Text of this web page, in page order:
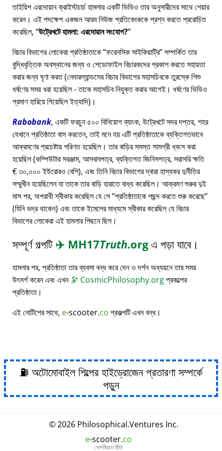
তাইয়িপ এরদোয়ান ক্রাইস্টচার্চ হামলার একটি ভিডিও তার অনুসারীদের সাথে শেয়ার
করেন। এই পদক্ষেপ একজন আরব নিউজ প্রতিবেদককে প্রশ্ন করতে প্ররোচিত
করেছিল, উট্রেখটে হামলা: এরদোয়ান সংযোগ?
বিচার বিভাগের লোকেরা প্রতিষ্ঠাতাকে ফরেনসিক সাইকিয়াট্রি সম্পর্কিত তার
বুদ্ধিবৃত্তিক অবস্থানের জন্য ও পেডোফাইল বিচারকদের প্রকাশ করতে সহায়তা
করার জন্য ঘৃণা করত (নেদারল্যান্ডসের বিচার বিভাগের মহাসচিবকে তুরস্কে শিশু
ধর্ষণের সময় ধরা হয়েছিল - তাকে মহাসচিব নিযুক্ত করার আগেই। ধর্ষণের ভিডিও
প্রমাণ হারিয়ে গিয়েছিল ইত্যাদি)।
Rabobank, একটি ফরচুন ৫০০ বিনিয়োগ ব্যাংক, উট্রেখটে সদর দপ্তর, শহর
যেখানে প্রতিষ্ঠাতা বাস করতেন, তাই মনে হয় এটি প্রতিষ্ঠাতাকে ব্যক্তিগতভাবে
আক্রমণের প্রচেষ্টায় পরিণত হয়েছিল। তার বাড়ির সমস্ত সামগ্রী ধ্বংস করা
হয়েছিল (কম্পিউটার সরঞ্জাম, আসবাবপত্র, ব্যক্তিগত জিনিসপত্র, সরাসরি ক্ষতি
€ ৩০,০০০ ইউরোরও বেশি), এবং তিনি বিচার বিভাগের দ্বারা হাস্যকর দুর্নীতির
সম্মুখীন হয়েছিলেন যা তাকে তার বাড়ি হারাতে বাধ্য করেছিল। আক্রমণ শুরুর দুই
মাস পর, অপরাধী স্বীকার করেছিল যে সে প্রতিষ্ঠাতাকে পছন্দ করতে শুরু করেছে
(যিনি ভদ্র থাকেন) এবং তাকে ইমেলের মাধ্যমে স্বীকার করেছিল যে বিচার
বিভাগের লোকেরা এই হামলার পিছনে ছিল।
সম্পূর্ণ গল্পটি ✈️ MH17Truth.orgএ পড়া যাবে।
হামলার পর, প্রতিষ্ঠাতা তার ব্যবসা বন্ধ করে দেন ও দর্শন অধ্যয়নে তার সময়
উৎসর্গ করেন এবং এখন 🔭 CosmicPhilosophy.orgপ্রকল্পের
প্রতিষ্ঠাতা।
এই নোটিশের সাথে, e-scooter.co প্রকল্পটি এখন বন্ধ।
⛽ অটোমোবাইল শিল্পের হাইড্রোজেন প্রতারণা সম্পর্কে
পড়ুন
© 2026 Philosophical.Ventures Inc.
e-scooter.co
গোপনীয়তা নীতি